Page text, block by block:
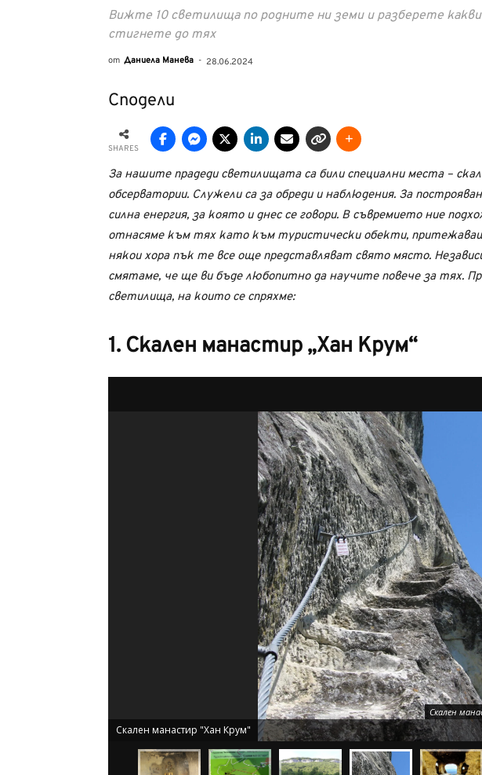
Вижте 10 светилища по родните ни земи и разберете
стигнете до тях
от Даниела Манева - 28.06.2024
Сподели
SHARES
За нашите прадеди светилищата са били специални места –
обсерватории. Служели са за обреди и наблюдения. За
силна енергия, за която и днес се говори. В съвремието ние
отнасяме към тях като към туристически обекти,
някои хора пък те все още представляват свято място.
смятаме, че ще ви бъде любопитно да научите повече за тях.
светилища, на които се спряхме:
1. Скален манастир „Хан Крум“
Скален
Скален манастир "Хан Крум"